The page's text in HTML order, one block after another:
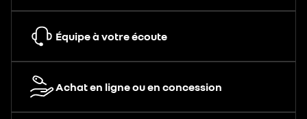
Équipe à votre écoute
Achat en ligne ou en concession